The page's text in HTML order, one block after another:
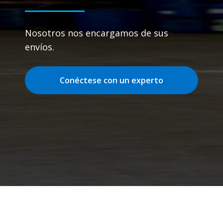
Nosotros nos encargamos de sus
envíos.
Conéctese con un experto